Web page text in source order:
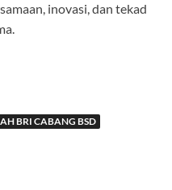
inovasi, dan tekad
BRI CABANG BSD